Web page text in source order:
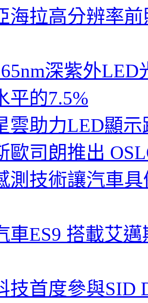
海拉高分辨率
深紫外
平的7.5%
雲助力LED顯
歐司朗推出
測技術讓汽車
車ES9 搭載艾
技首度參與SID